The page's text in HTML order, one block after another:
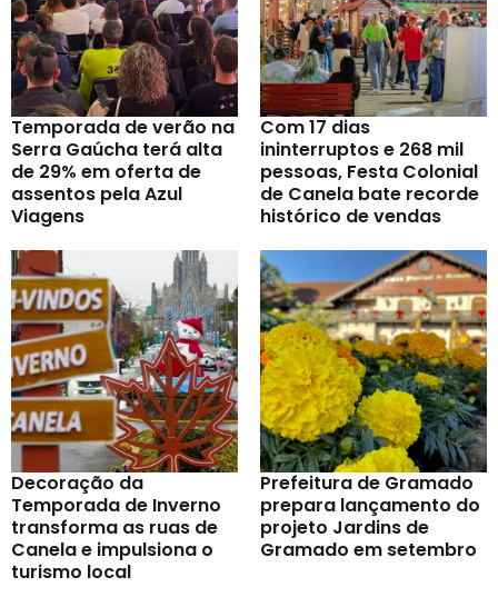
Temporada de verão na
Serra Gaúcha terá alta
de 29% em oferta de
assentos pela Azul
Viagens
Com 17 dias
ininterruptos e 268 mil
pessoas, Festa Colonial
de Canela bate recorde
histórico de vendas
Decoração da
Temporada de Inverno
transforma as ruas de
Canela e impulsiona o
turismo local
Prefeitura de Gramado
prepara lançamento do
projeto Jardins de
Gramado em setembro